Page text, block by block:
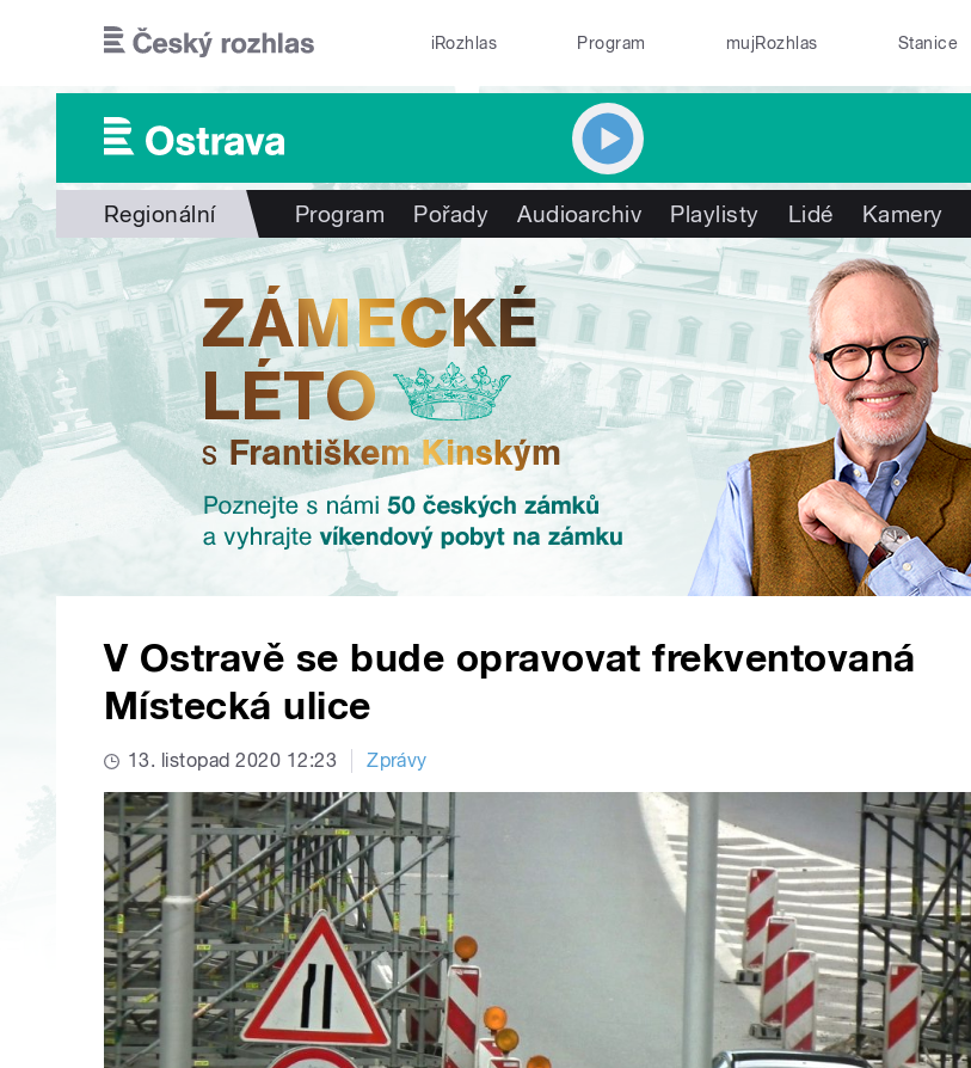
iRozhlas Program mujRozhlas Stanice
Regionální Program Pořady Audioarchiv Playlisty Lidé Kamery
V Ostravě se bude opravovat frekventovaná
Místecká ulice
13. listopad 2020 12:23 Zprávy